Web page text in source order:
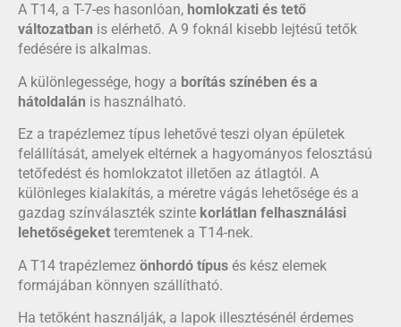
A T14, a T-7-es hasonlóan, homlokzati és tető
változatban is elérhető. A 9 foknál kisebb lejtésű tetők
fedésére is alkalmas.
A különlegessége, hogy a borítás színében és a
hátoldalán is használható.
Ez a trapézlemez típus lehetővé teszi olyan épületek
felállítását, amelyek eltérnek a hagyományos felosztású
tetőfedést és homlokzatot illetően az átlagtól. A
különleges kialakítás, a méretre vágás lehetősége és a
gazdag színválaszték szinte korlátlan felhasználási
lehetőségeket teremtenek a T14-nek.
A T14 trapézlemez önhordó típus és kész elemek
formájában könnyen szállítható.
Ha tetőként használják, a lapok illesztésénél érdemes